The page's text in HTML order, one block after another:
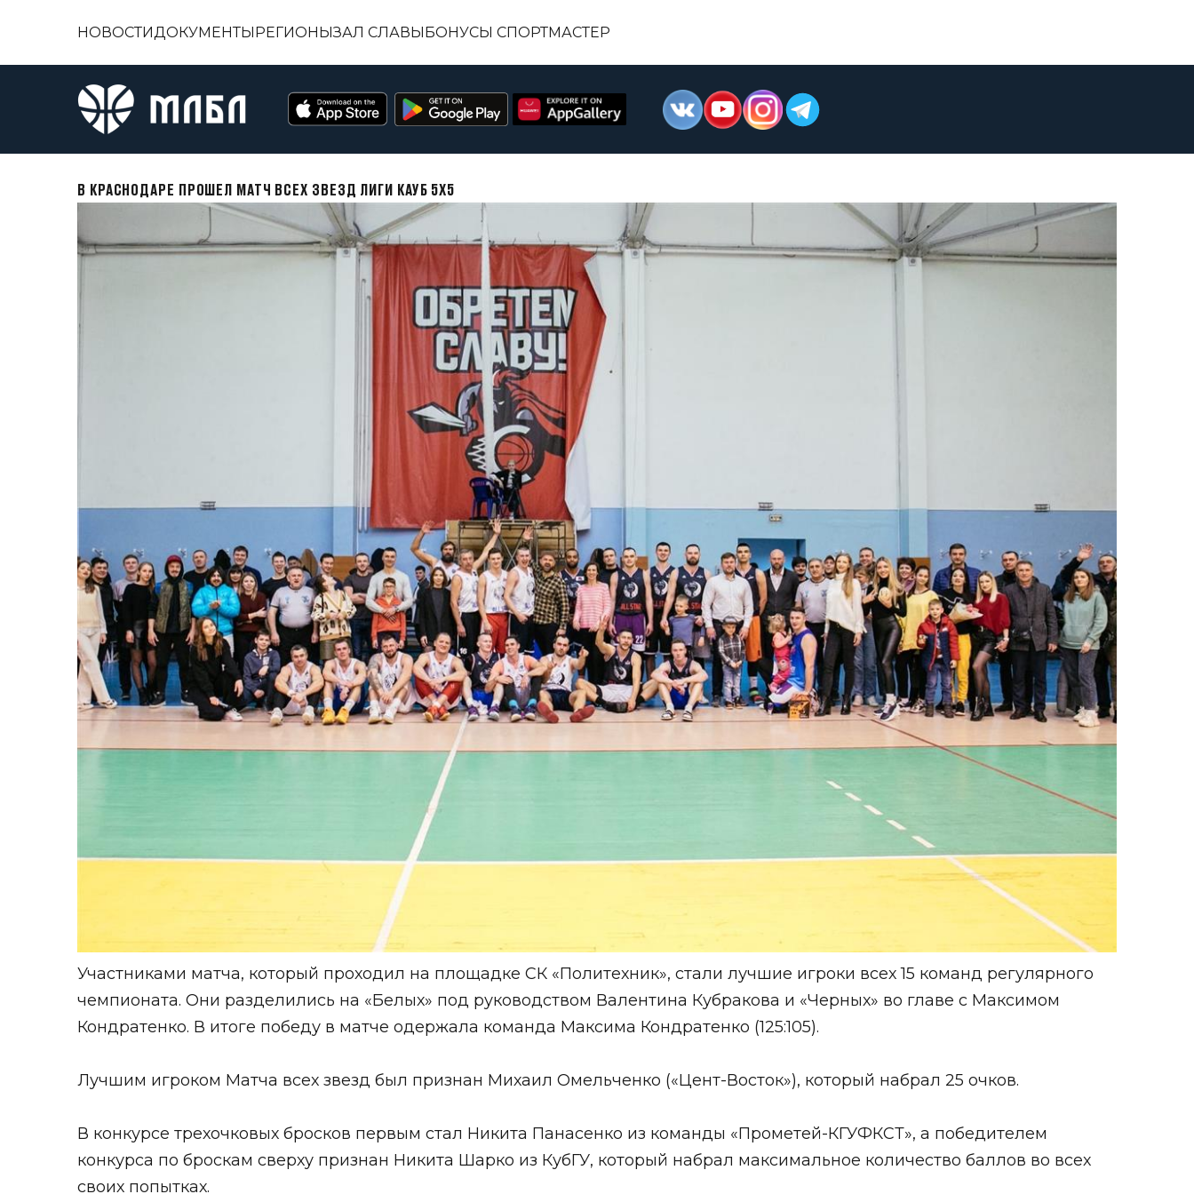
НОВОСТИДОКУМЕНТЫРЕГИОНЫЗАЛ СЛАВЫБОНУСЫ СПОРТМАСТЕР
В КРАСНОДАРЕ ПРОШЕЛ МАТЧ ВСЕХ ЗВЕЗД ЛИГИ КАУБ 5Х5
Участниками матча, который проходил на площадке СК «Политехник», стали лучшие игроки всех 15 команд регулярного
чемпионата. Они разделились на «Белых» под руководством Валентина Кубракова и «Черных» во главе с Максимом
Кондратенко. В итоге победу в матче одержала команда Максима Кондратенко (125:105).
Лучшим игроком Матча всех звезд был признан Михаил Омельченко («Цент-Восток»), который набрал 25 очков.
В конкурсе трехочковых бросков первым стал Никита Панасенко из команды «Прометей-КГУФКСТ», а победителем
конкурса по броскам сверху признан Никита Шарко из КубГУ, который набрал максимальное количество баллов во всех
своих попытках.